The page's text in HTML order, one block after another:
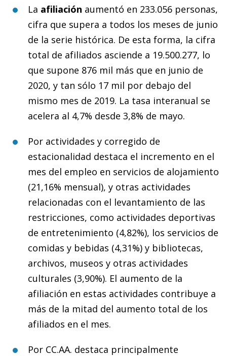
La afiliación aumentó en 233.056 personas,
cifra que supera a todos los meses de junio
de la serie histórica. De esta forma, la cifra
total de afiliados asciende a 19.500.277, lo
que supone 876 mil más que en junio de
2020, y tan sólo 17 mil por debajo del
mismo mes de 2019. La tasa interanual se
acelera al 4,7% desde 3,8% de mayo.
Por actividades y corregido de
estacionalidad destaca el incremento en el
mes del empleo en servicios de alojamiento
(21,16% mensual), y otras actividades
relacionadas con el levantamiento de las
restricciones, como actividades deportivas
de entretenimiento (4,82%), los servicios de
comidas y bebidas (4,31%) y bibliotecas,
archivos, museos y otras actividades
culturales (3,90%). El aumento de la
afiliación en estas actividades contribuye a
más de la mitad del aumento total de los
afiliados en el mes.
Por CC.AA. destaca principalmente